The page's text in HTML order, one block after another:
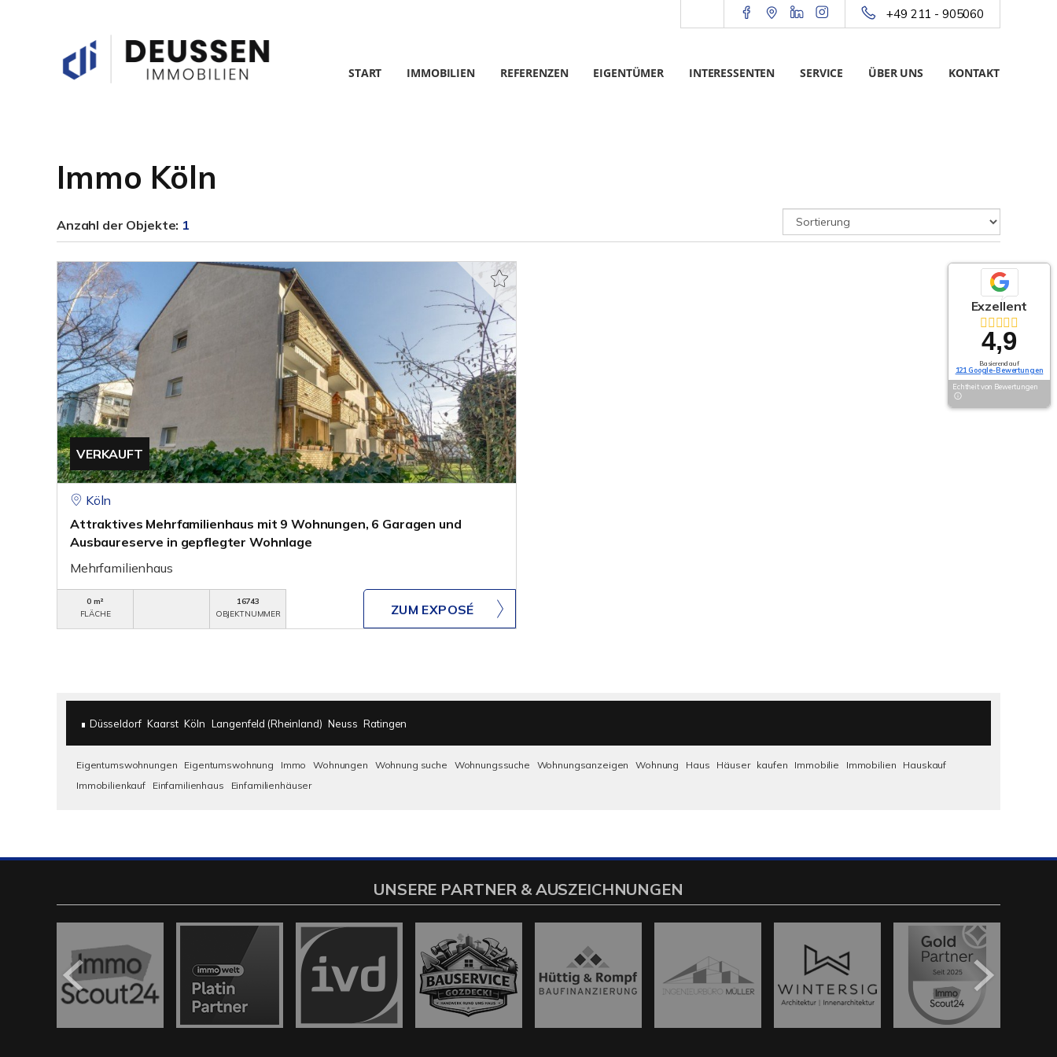
+49 211 - 905060
START IMMOBILIEN REFERENZEN EIGENTÜMER INTERESSENTEN SERVICE ÜBER UNS KONTAKT
Immo Köln
Anzahl der Objekte: 1
VERKAUFT
Köln
Attraktives Mehrfamilienhaus mit 9 Wohnungen, 6 Garagen und
Ausbaureserve in gepflegter Wohnlage
Mehrfamilienhaus
0 m²
FLÄCHE
16743
OBJEKTNUMMER
ZUM EXPOSÉ
Düsseldorf Kaarst Köln Langenfeld (Rheinland) Neuss Ratingen
Eigentumswohnungen Eigentumswohnung Immo Wohnungen Wohnung suche Wohnungssuche Wohnungsanzeigen Wohnung Haus Häuser kaufen Immobilie Immobilien
Hauskauf
Immobilienkauf
Einfamilienhaus Einfamilienhäuser
Exzellent
4,9
Basierend auf
121 Google-Bewertungen
Echtheit von Bewertungen
UNSERE PARTNER & AUSZEICHNUNGEN